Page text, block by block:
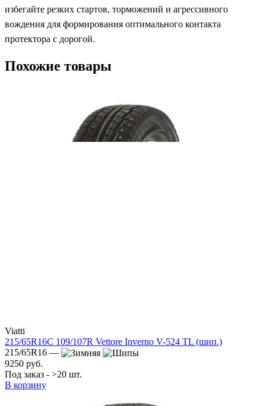
избегайте резких стартов, торможений и агрессивного
вождения для формирования оптимального контакта
протектора с дорогой.
Похожие товары
Viatti
215/65R16C 109/107R Vettore Inverno V-524 TL (шип.)
215/65R16 —
9250 руб.
Под заказ - >20 шт.
В корзину